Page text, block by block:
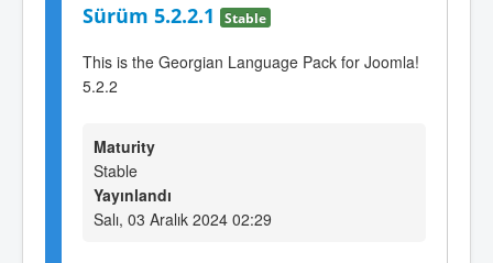
Sürüm 5.2.2.1 Stable
This is the Georgian Language Pack for Joomla!
5.2.2
Maturity
Stable
Yayınlandı
Salı, 03 Aralık 2024 02:29